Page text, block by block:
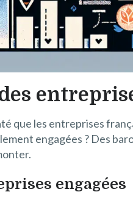
que les entreprises
engagées ? Des
engagées